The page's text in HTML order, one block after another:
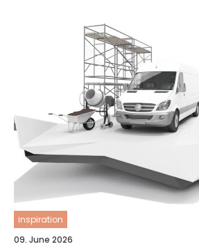
inspiration
09. June 2026